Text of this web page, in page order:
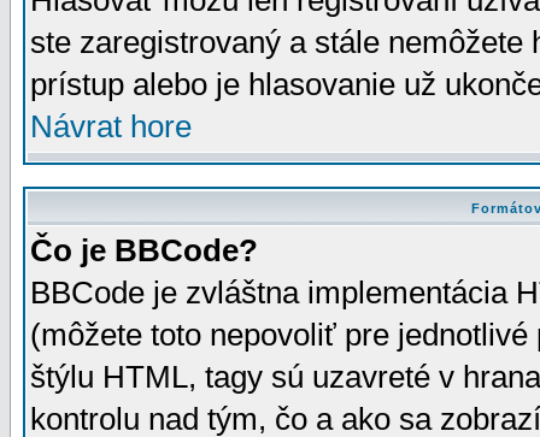
ste zaregistrovaný a stále
prístup alebo je hlasovanie už
Návrat hore
Čo je BBCode?
BBCode je zvláštna implementácia
(môžete toto nepovoliť pre
štýlu HTML, tagy sú uzavreté v
kontrolu nad tým, čo a ako sa